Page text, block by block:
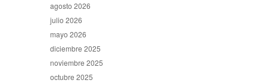
agosto 2026
julio 2026
mayo 2026
diciembre 2025
noviembre 2025
octubre 2025